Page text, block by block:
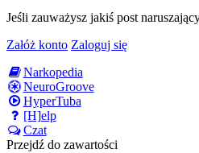
Jeśli zauważysz jakiś post
Załóż konto Zaloguj się
Narkopedia
NeuroGroove
HyperTuba
[H]elp
Czat
Przejdź do zawartości